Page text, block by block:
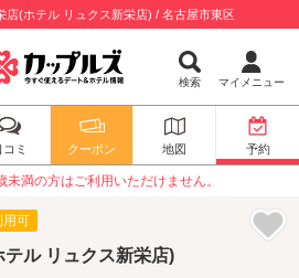
店(ホテル リュクス新栄店) / 名古屋市東区
検索 マイメニュー
コミ クーポン 地図 予約
未満の方はご利用いただけません。
用可
ル リュクス新栄店)